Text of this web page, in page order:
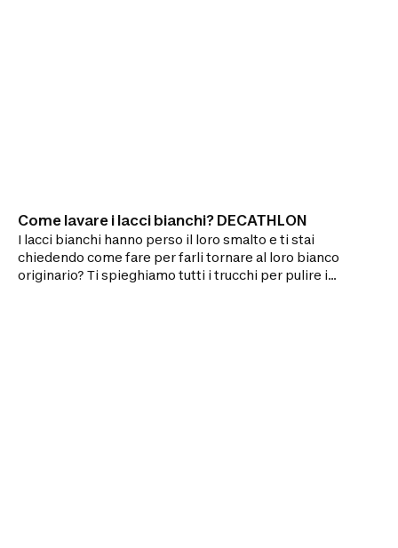
Come lavare i lacci bianchi? DECATHLON
I lacci bianchi hanno perso il loro smalto e ti stai
chiedendo come fare per farli tornare al loro bianco
originario? Ti spieghiamo tutti i trucchi per pulire i